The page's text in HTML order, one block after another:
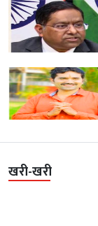
खरी-खरी